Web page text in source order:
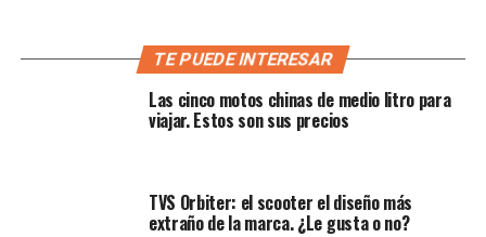
Enfield, la GT-R 650.TE PUEDE INTERESAR
Las cinco motos chinas de medio litro para
viajar. Estos son sus precios
TVS Orbiter: el scooter el diseño más
extraño de la marca. ¿Le gusta o no?